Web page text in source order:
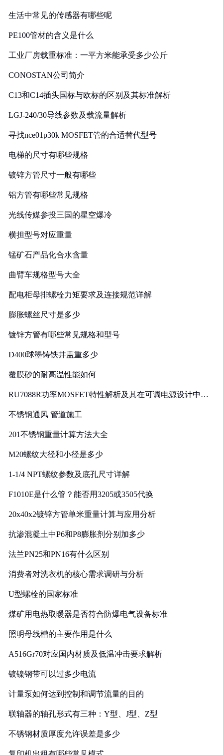
生活中常见的传感器有哪些呢
PE100管材的含义是什么
工业厂房载重标准：一平方米能承受多少公斤
CONOSTAN公司简介
C13和C14插头国标与欧标的区别及其标准解析
LGJ-240/30导线参数及载流量解析
寻找nce01p30k MOSFET管的合适替代型号
电梯的尺寸有哪些规格
镀锌方管尺寸一般有哪些
铝方管有哪些常见规格
光线传媒参投三国的星空爆冷
横担型号对应重量
锰矿石产品化合水含量
曲臂车规格型号大全
配电柜母排螺栓力矩要求及连接规范详解
膨胀螺丝尺寸是多少
镀锌方管有哪些常见规格和型号
D400球墨铸铁井盖重多少
覆膜砂的耐高温性能如何
RU7088R功率MOSFET特性解析及其在可调电源设计中的
不锈钢通风 管道施工
201不锈钢重量计算方法大全
M20螺纹大径和小径是多少
1-1/4 NPT螺纹参数及底孔尺寸详解
F1010E是什么管？能否用3205或3505代换
20x40x2镀锌方管单米重量计算与应用分析
抗渗混凝土中P6和P8膨胀剂分别加多少
法兰PN25和PN16有什么区别
消费者对洗衣机的核心需求调研与分析
U型螺栓的国家标准
煤矿用电热取暖器是否符合防爆电气设备标准
照明母线槽的主要作用是什么
A516Gr70对应国内材质及低温冲击要求解析
镀镍钢带可以过多少电流
计量泵如何达到控制和调节流量的目的
联轴器的轴孔形式有三种：Y型、J型、Z型
不锈钢材质厚度允许误差是多少